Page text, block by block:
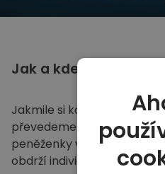
Jak a kde
Jakmile si koupíte na
převedeme do vaší
peněženky v rámci naší
obdrží individuální